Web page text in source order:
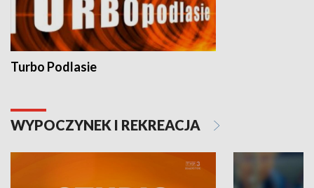
Turbo Podlasie
WYPOCZYNEK I REKREACJA